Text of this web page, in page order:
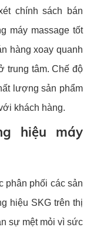
chính sách bán
máy massage tốt
hàng xoay quanh
trung tâm. Chế độ
lượng sản phẩm
khách hàng.
hiệu máy
phân phối các sản
hiệu SKG trên thị
sự mệt mỏi vì sức